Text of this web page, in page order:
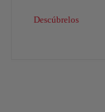
Descúbrelos